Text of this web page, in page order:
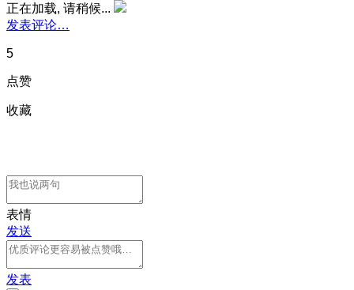
正在加载, 请稍候...
发表评论…
5
点赞
收藏
表情
发送
发表